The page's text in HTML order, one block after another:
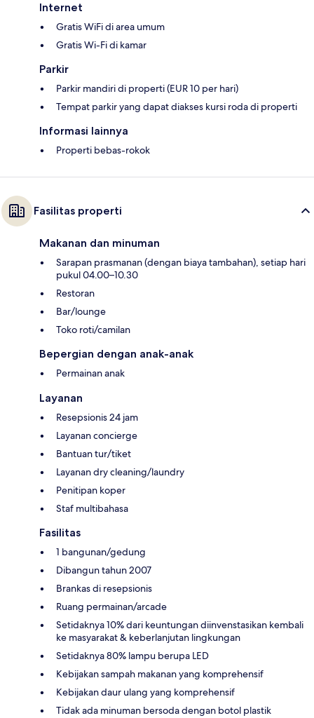
Internet
Gratis WiFi di area umum
Gratis Wi-Fi di kamar
Parkir
Parkir mandiri di properti (EUR 10 per hari)
Tempat parkir yang dapat diakses kursi roda di properti
Informasi lainnya
Properti bebas-rokok
Fasilitas properti
Makanan dan minuman
Sarapan prasmanan (dengan biaya tambahan), setiap hari
pukul 04.00–10.30
Restoran
Bar/lounge
Toko roti/camilan
Bepergian dengan anak-anak
Permainan anak
Layanan
Resepsionis 24 jam
Layanan concierge
Bantuan tur/tiket
Layanan dry cleaning/laundry
Penitipan koper
Staf multibahasa
Fasilitas
1 bangunan/gedung
Dibangun tahun 2007
Brankas di resepsionis
Ruang permainan/arcade
Setidaknya 10% dari keuntungan diinvenstasikan kembali
ke masyarakat & keberlanjutan lingkungan
Setidaknya 80% lampu berupa LED
Kebijakan sampah makanan yang komprehensif
Kebijakan daur ulang yang komprehensif
Tidak ada minuman bersoda dengan botol plastik